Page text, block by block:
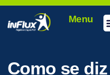
Menu
Como se